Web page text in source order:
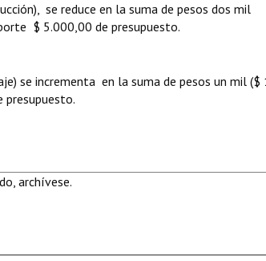
se reduce en la suma de pesos dos mil
$ 5.000,00 de presupuesto.
se incrementa en la suma de pesos un mil ($
presupuesto.
archívese.